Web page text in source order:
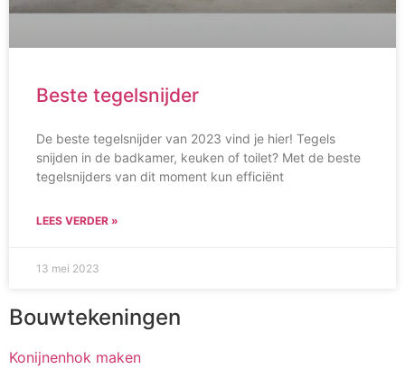
Beste tegelsnijder
De beste tegelsnijder van 2023 vind je hier! Tegels
snijden in de badkamer, keuken of toilet? Met de beste
tegelsnijders van dit moment kun efficiënt
LEES VERDER »
13 mei 2023
Bouwtekeningen
Konijnenhok maken